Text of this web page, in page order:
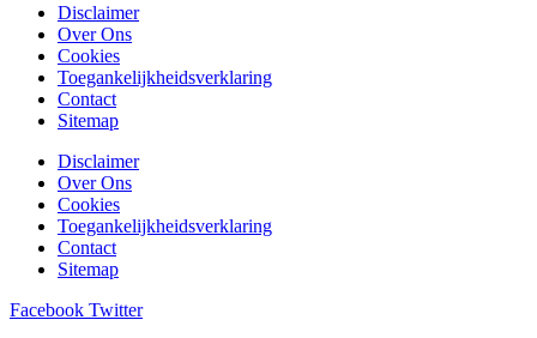
Disclaimer
Over Ons
Cookies
Toegankelijkheidsverklaring
Contact
Sitemap
Disclaimer
Over Ons
Cookies
Toegankelijkheidsverklaring
Contact
Sitemap
Facebook Twitter